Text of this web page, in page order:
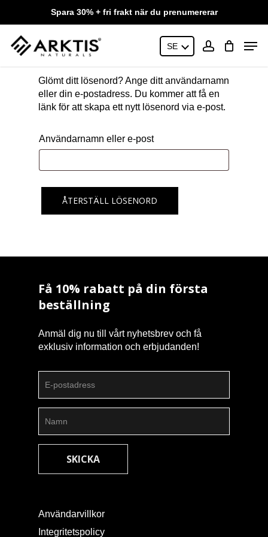
content
Spara 30% + fri frakt när du prenumererar
SE
account
Glömt ditt lösenord? Ange ditt användarnamn
eller din e-postadress. Du kommer att få en
länk för att skapa ett nytt lösenord via e-post.
Användarnamn eller e-post
ÅTERSTÄLL LÖSENORD
Få 10% rabatt på din första
beställning
Anmäl dig nu till vårt nyhetsbrev och få
exklusiv information och erbjudanden!
Användarvillkor
Integritetspolicy
Menu